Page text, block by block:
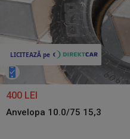
400 LEI
Anvelopa 10.0/75 15,3